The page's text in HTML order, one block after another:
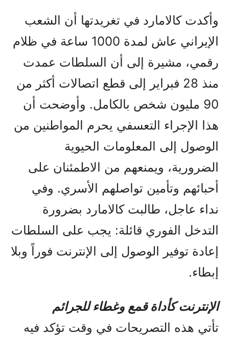
وأكدت كالامارد في تغريدتها أن الشعب
الإيراني عاش لمدة 1000 ساعة في ظلام
رقمي، مشيرة إلى أن السلطات عمدت
منذ 28 فبراير إلى قطع اتصالات أكثر من
90 مليون شخص بالكامل. وأوضحت أن
هذا الإجراء التعسفي يحرم المواطنين من
الوصول إلى المعلومات الحيوية
الضرورية، ويمنعهم من الاطمئنان على
أحبائهم وتأمين تواصلهم الأسري. وفي
نداء عاجل، طالبت كالامارد بضرورة
التدخل الفوري قائلة: يجب على السلطات
إعادة توفير الوصول إلى الإنترنت فوراً وبلا
إبطاء.
الإنترنت كأداة قمع وغطاء للجرائم
تأتي هذه التصريحات في وقت تؤكد فيه